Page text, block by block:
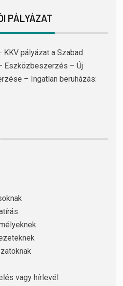
PÁLYÁZAT
pályázat a Szabad
Eszközbeszerzés – Új
– Ingatlan beruházás:
vagy hírlevél